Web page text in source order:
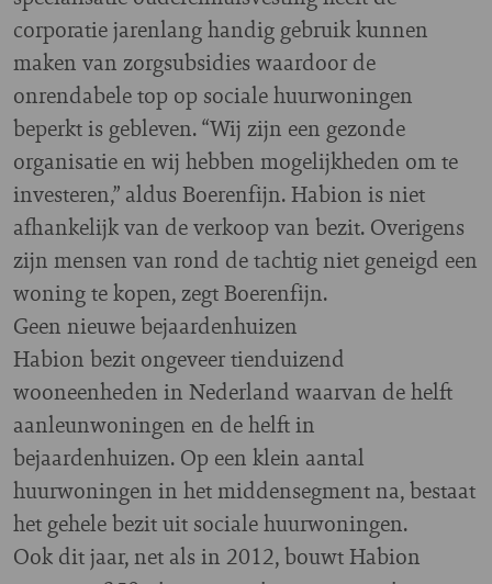
corporatie jarenlang handig gebruik kunnen
maken van zorgsubsidies waardoor de
onrendabele top op sociale huurwoningen
beperkt is gebleven. “Wij zijn een gezonde
organisatie en wij hebben mogelijkheden om te
investeren,” aldus Boerenfijn. Habion is niet
afhankelijk van de verkoop van bezit. Overigens
zijn mensen van rond de tachtig niet geneigd een
woning te kopen, zegt Boerenfijn.
Geen nieuwe bejaardenhuizen
Habion bezit ongeveer tienduizend
wooneenheden in Nederland waarvan de helft
aanleunwoningen en de helft in
bejaardenhuizen. Op een klein aantal
huurwoningen in het middensegment na, bestaat
het gehele bezit uit sociale huurwoningen.
Ook dit jaar, net als in 2012, bouwt Habion